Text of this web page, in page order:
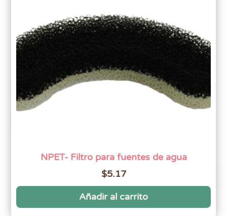
NPET- Filtro para fuentes de agua
$5.17
Añadir al carrito